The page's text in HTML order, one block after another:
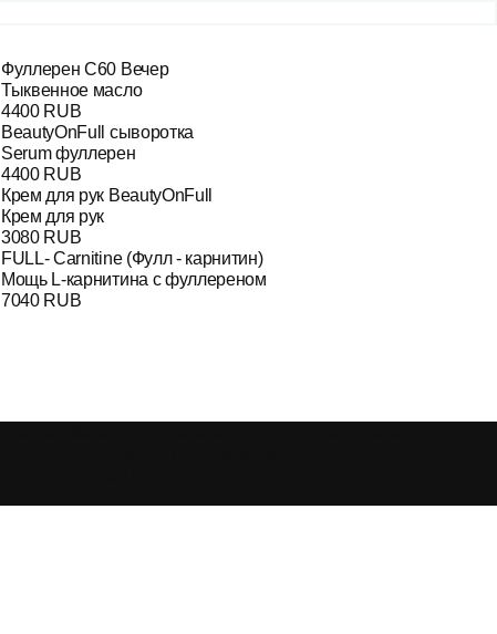
Фуллерен С60 Вечер
Тыквенное масло
4400 RUB
BeautyOnFull сыворотка
Serum фуллерен
4400 RUB
Крем для рук BeautyOnFull
Крем для рук
3080 RUB
FULL- Carnitine (Фулл - карнитин)
Мощь L-карнитина с фуллереном
7040 RUB